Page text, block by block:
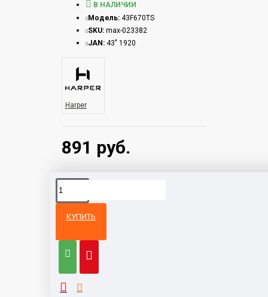
891 руб.
В НАЛИЧИИ
Модель: 43F670TS
SKU: max-023382
JAN: 43" 1920
Harper
КУПИТЬ
категории